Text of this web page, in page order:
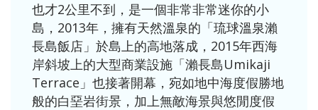
也才2公里不到，是一個非常非常迷你的小
島，2013年，擁有天然溫泉的「琉球溫泉瀨
長島飯店」於島上的高地落成，2015年西海
岸斜坡上的大型商業設施「瀨長島Umikaji
Terrace」也接著開幕，宛如地中海度假勝地
般的白堊岩街景，加上無敵海景與悠閒度假